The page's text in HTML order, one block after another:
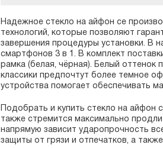
Надежное стекло на айфон се
технологий, которые позволяют
завершения процедуры установки. В
смартфонов 3 в 1. В комплект
рамка (белая, чёрная). Белый оттенок
классики предпочтут более темное
устройства помогает обеспечивать
Подобрать и купить стекло на айфон
также стремится максимально
напрямую зависит ударопрочность
защиты от грязи и отпечатков, а